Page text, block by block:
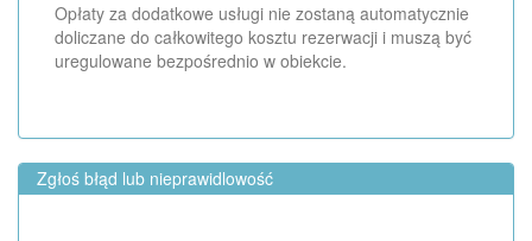
Opłaty za dodatkowe usługi nie zostaną automatycznie
doliczane do całkowitego kosztu rezerwacji i muszą być
uregulowane bezpośrednio w obiekcie.
Zgłoś błąd lub nieprawidlowość